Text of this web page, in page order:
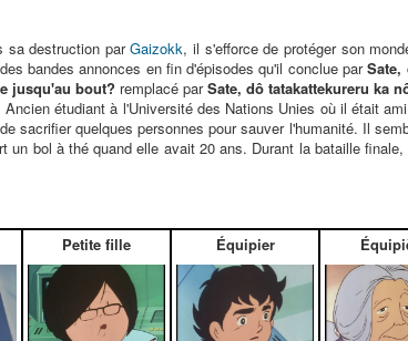
sa destruction parGaizokk, il s'efforce de protéger son
bandes annonces en fin d'épisodes qu'il conclue parSate,
jusqu'au bout? remplacé parSate, dô tatakattekureru ka
étudiant à l'Université des Nations Unies où il était
sacrifier quelques personnes pour sauver l'humanité. Il
bol à thé quand elle avait 20 ans. Durant la bataille
Petite fille Équipier